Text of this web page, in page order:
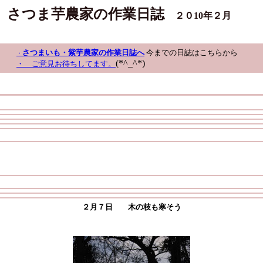
さつま芋農家の作業日誌 ２０10年２ 月
・ さつまいも・紫芋農家の作業日誌へ今までの日誌はこちらから
・ ご意見お待ちしてます。 (*^_^*)
２月７日 木の枝も寒そう